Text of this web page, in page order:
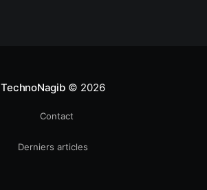
TechnoNagib© 2026
Contact
Derniers articles